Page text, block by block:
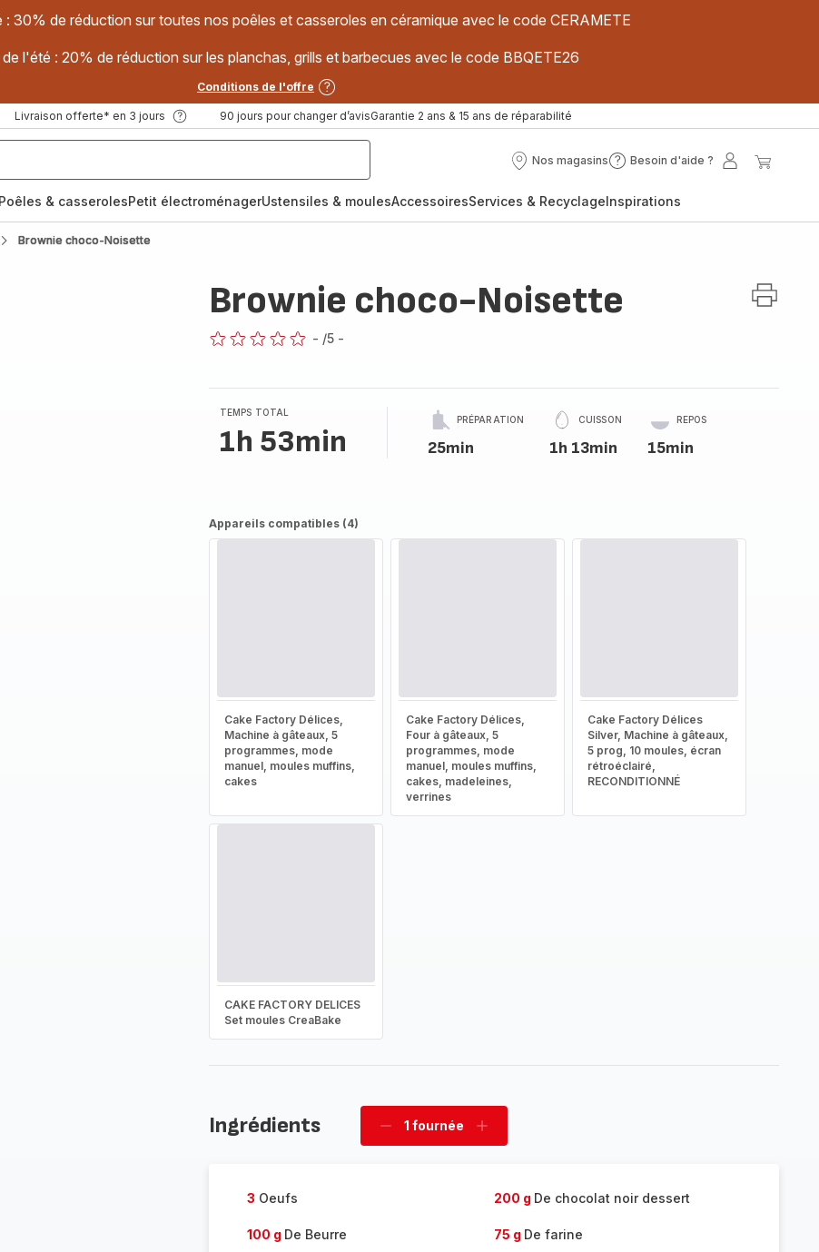
: 30% de réduction sur toutes nos poêles et casseroles en céramique avec le code CERAMETE
l'été : 20% de réduction sur les planchas, grills et barbecues avec le code BBQETE26
Conditions de l'offre
Livraison offerte* en 3 jours 90 jours pour changer d’avisGarantie 2 ans & 15 ans de réparabilité
Nos magasins
Nos
Besoin d'aide ?
Besoin
?
Mon
Poêles & casserolesPetit électroménagerUstensiles & moulesAccessoiresServices & RecyclageInspirations
Brownie choco-Noisette
Brownie choco-Noisette
- /5 -
TEMPS TOTAL
1h 53min
PRÉPARATION
25min
CUISSON
1h 13min
REPOS
15min
Appareils compatibles (4)
Cake Factory Délices,
Machine à gâteaux, 5
programmes, mode
manuel, moules muffins,
cakes
Cake Factory Délices,
Four à gâteaux, 5
programmes, mode
manuel, moules muffins,
cakes, madeleines,
verrines
Cake Factory Délices
Silver, Machine à gâteaux,
5 prog, 10 moules, écran
rétroéclairé,
RECONDITIONNÉ
CAKE FACTORY DELICES
Set moules CreaBake
Ingrédients
Supprimer
1 fournée
Ajouter
3 Oeufs 200 g De chocolat noir dessert
100 g De Beurre 75 g De farine